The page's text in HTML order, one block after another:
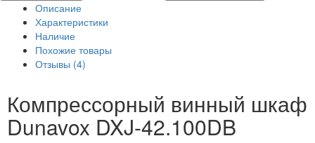
Описание
Характеристики
Наличие
Похожие товары
Отзывы (4)
Компрессорный винный шкаф
Dunavox DXJ-42.100DB